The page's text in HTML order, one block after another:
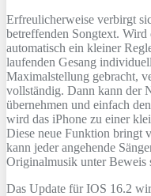
Erfreulicherweise verbirgt
betreffenden Songtext.
automatisch ein kleiner
laufenden Gesang
Maximalstellung gebracht,
vollständig. Dann kann der
übernehmen und einfach
wird das iPhone zu einer
Diese neue Funktion bringt
kann jeder angehende
Originalmusik unter Beweis
Das Update für IOS 16.2